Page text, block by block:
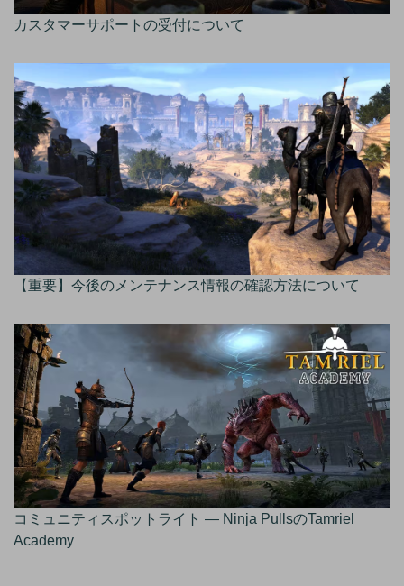
カスタマーサポートの受付について
【重要】今後のメンテナンス情報の確認方法について
コミュニティスポットライト — Ninja PullsのTamriel
Academy